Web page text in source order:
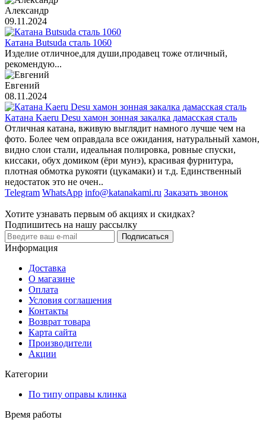
Александр
09.11.2024
Катана Butsuda сталь 1060
Изделие отличное,для души,продавец тоже отличный,
рекомендую...
Евгений
08.11.2024
Катана Kaeru Desu хамон зонная закалка дамасская сталь
Отличная катана, вживую выглядит намного лучше чем на
фото. Более чем оправдала все ожидания, натуральный хамон,
видно слои стали, идеальная полировка, ровные спуски,
киссаки, обух домиком (ёри мунэ), красивая фурнитура,
плотная обмотка рукояти (цукамаки) и т.д. Единственный
недостаток это не очен..
Telegram WhatsApp info@katanakami.ru Заказать звонок
Хотите узнавать первым об акциях и скидках?
Подпишитесь на нашу рассылку
Подписаться
Информация
Доставка
О магазине
Оплата
Условия соглашения
Контакты
Возврат товара
Карта сайта
Производители
Акции
Категории
По типу оправы клинка
Время работы